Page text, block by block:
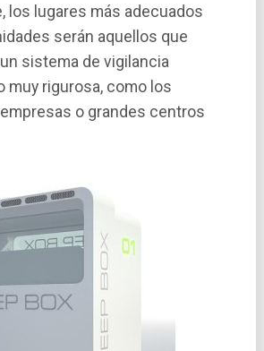
los lugares más adecuados
serán aquellos que
sistema de vigilancia
muy rigurosa, como los
o grandes centros